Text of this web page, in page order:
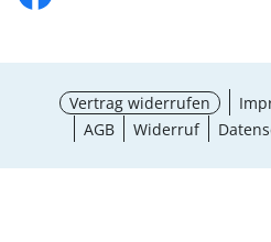
Vertrag widerrufen
AGB
Widerruf